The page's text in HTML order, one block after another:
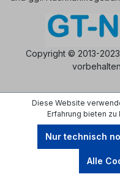
Copyright © 2013-
Diese Website
Erfahrung bieten zu
Nur technisch
Alle